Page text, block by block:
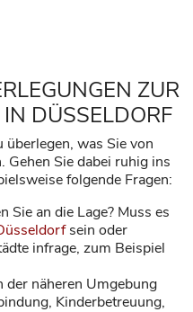
ZUR
DÜSSELDORF
was Sie von
Gehen Sie dabei ruhig ins
folgende Fragen:
Sie an die Lage? Muss es
sein oder
infrage, zum Beispiel
näheren Umgebung
Kinderbetreuung,